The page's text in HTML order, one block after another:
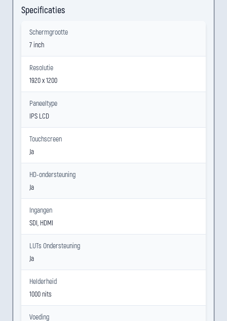
Specificaties
Schermgrootte
7 inch
Resolutie
1920 x 1200
Paneeltype
IPS LCD
Touchscreen
Ja
HD-ondersteuning
Ja
Ingangen
SDI, HDMI
LUTs Ondersteuning
Ja
Helderheid
1000 nits
Voeding